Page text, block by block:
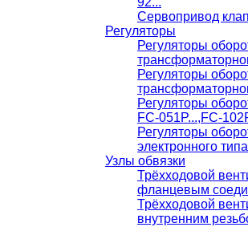
Сервопривод
Регуляторы
Регуляторы
Регуляторы
Регуляторы
FC-051P...,FC-
Регуляторы
электронного
Узлы обвязки
Трёхходовой
фланцевым
Трёхходовой
внутренним